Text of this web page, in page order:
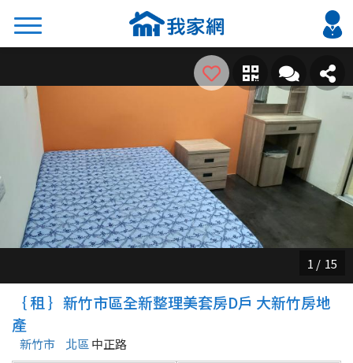
搜尋
熱門關鍵字
2026 台北降價好屋限量釋出
2026 新北降價好屋限量釋出
2026 台中降價好屋限量釋出
2026 台南降價好屋限量釋出
2026 高雄降價好屋限量釋出
縣市
台北市
區域
｛ 租 ｝新竹市區全新整理美套房D戶 大新竹房地
產
新竹市 北區 中正路